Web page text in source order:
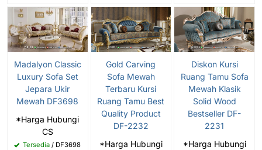
Madalyon Classic
Luxury Sofa Set
Jepara Ukir
Mewah DF3698
*Harga Hubungi
CS
Tersedia / DF3698
Gold Carving
Sofa Mewah
Terbaru Kursi
Ruang Tamu Best
Quality Product
DF-2232
*Harga Hubungi
Diskon Kursi
Ruang Tamu Sofa
Mewah Klasik
Solid Wood
Bestseller DF-
2231
*Harga Hubungi